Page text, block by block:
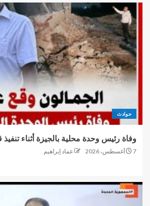
حوادث
وفاة رئيس وحدة محلية بالجيزة أثناء تنفيذ
7 أغسطس، 2026 عماد إبراهيم